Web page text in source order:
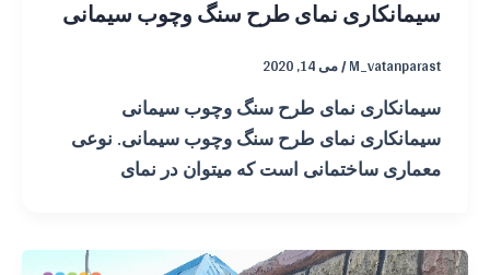
سیمانکاری نمای طرح سنگ وچوب سیمانی
M_vatanparast
/می 14, 2020
سیمانکاری نمای طرح سنگ وچوب سیمانی
سیمانکاری نمای طرح سنگ وچوب سیمانی. نوعی
معماری ساختمانی است که میتوان در نمای